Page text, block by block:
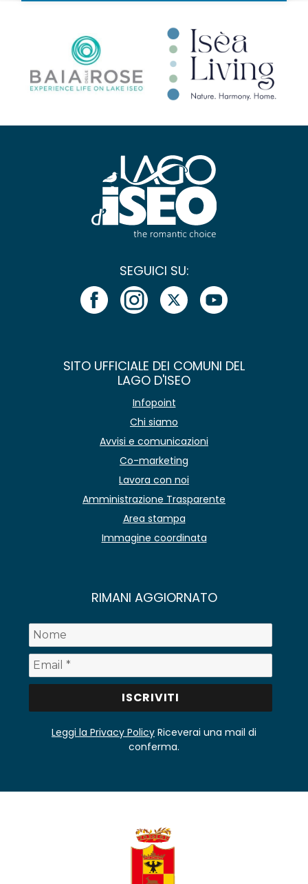
SEGUICI SU:
SITO UFFICIALE DEI COMUNI DEL
LAGO D'ISEO
Infopoint
Chi siamo
Avvisi e comunicazioni
Co-marketing
Lavora con noi
Amministrazione Trasparente
Area stampa
Immagine coordinata
RIMANI AGGIORNATO
Leggi la Privacy Policy Riceverai una mail di
conferma.